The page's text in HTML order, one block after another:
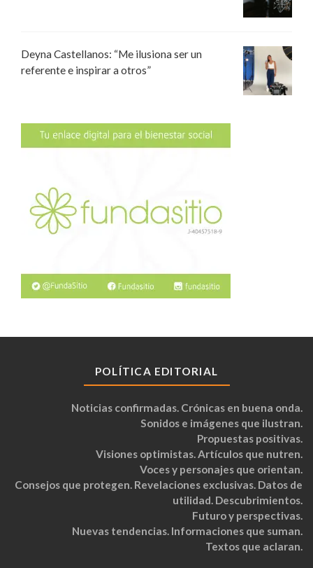
Deyna Castellanos: “Me ilusiona ser un
referente e inspirar a otros”
POLÍTICA EDITORIAL
Noticias confirmadas. Crónicas en buena onda.
Sonidos e imágenes que ilustran.
Propuestas positivas.
Visiones optimistas. Artículos que nutren.
Voces y personajes que orientan.
Consejos que protegen. Revelaciones exclusivas. Datos de
utilidad. Descubrimientos.
Futuro y perspectivas.
Nuevas tendencias. Informaciones que suman.
Textos que aclaran.